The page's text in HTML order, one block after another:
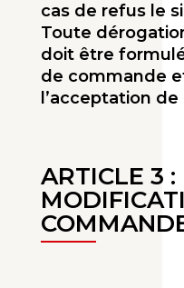
cas de refus le
Toute
doit être
de commande
l’acceptation
ARTICLE 3 :